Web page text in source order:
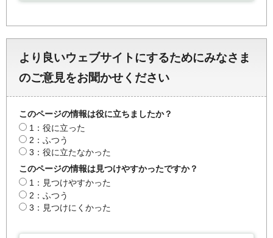
より良いウェブサイトにするためにみなさま
のご意見をお聞かせください
このページの情報は役に立ちましたか？
1：役に立った
2：ふつう
3：役に立たなかった
このページの情報は見つけやすかったですか？
1：見つけやすかった
2：ふつう
3：見つけにくかった